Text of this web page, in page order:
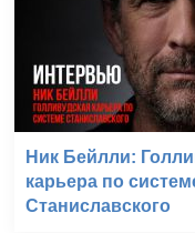
Ник Бейлли:
карьера по
Станиславского